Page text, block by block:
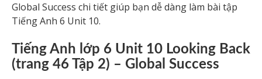
Global Success chi tiết giúp bạn dễ dàng làm bài tập
Tiếng Anh 6 Unit 10.
Tiếng Anh lớp 6 Unit 10 Looking Back
(trang 46 Tập 2) – Global Success